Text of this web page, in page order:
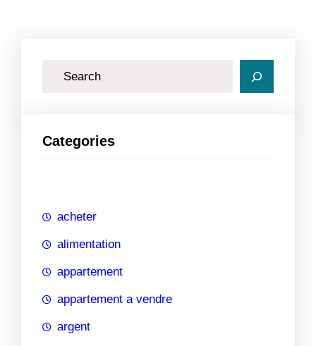
h
Categories
acheter
alimentation
appartement
appartement a vendre
argent